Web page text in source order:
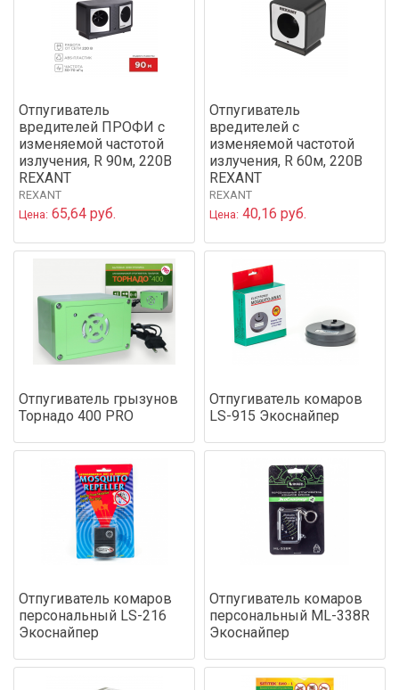
Отпугиватель
вредителей ПРОФИ с
изменяемой частотой
излучения, R 90м, 220В
REXANT
REXANT
Цена: 65,64 руб.
Отпугиватель
вредителей с
изменяемой частотой
излучения, R 60м, 220В
REXANT
REXANT
Цена: 40,16 руб.
Отпугиватель грызунов
Торнадо 400 PRO
Отпугиватель комаров
LS-915 Экоснайпер
Отпугиватель комаров
персональный LS-216
Экоснайпер
Отпугиватель комаров
персональный ML-338R
Экоснайпер